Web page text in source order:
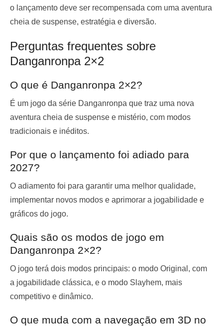
o lançamento deve ser recompensada com uma aventura
cheia de suspense, estratégia e diversão.
Perguntas frequentes sobre
Danganronpa 2×2
O que é Danganronpa 2×2?
É um jogo da série Danganronpa que traz uma nova
aventura cheia de suspense e mistério, com modos
tradicionais e inéditos.
Por que o lançamento foi adiado para
2027?
O adiamento foi para garantir uma melhor qualidade,
implementar novos modos e aprimorar a jogabilidade e
gráficos do jogo.
Quais são os modos de jogo em
Danganronpa 2×2?
O jogo terá dois modos principais: o modo Original, com
a jogabilidade clássica, e o modo Slayhem, mais
competitivo e dinâmico.
O que muda com a navegação em 3D no